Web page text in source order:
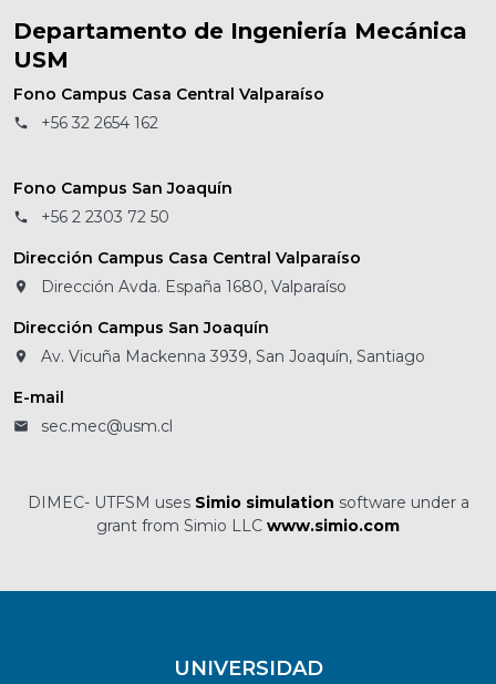
Departamento de Ingeniería Mecánica
USM
Fono Campus Casa Central Valparaíso
+56 32 2654 162
Fono Campus San Joaquín
+56 2 2303 72 50
Dirección Campus Casa Central Valparaíso
Dirección Avda. España 1680, Valparaíso
Dirección Campus San Joaquín
Av. Vicuña Mackenna 3939, San Joaquín, Santiago
E-mail
sec.mec@usm.cl
DIMEC- UTFSM uses Simio simulation software under a
grant from Simio LLC www.simio.com
UNIVERSIDAD